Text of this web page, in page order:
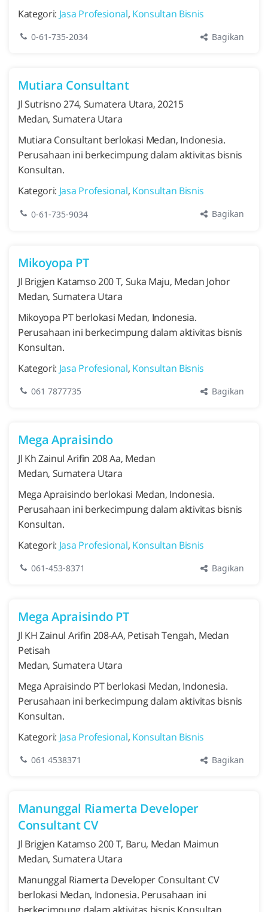
Kategori: Jasa Profesional, Konsultan Bisnis
0-61-735-2034 Bagikan
Mutiara Consultant
Jl Sutrisno 274, Sumatera Utara, 20215
Medan, Sumatera Utara
Mutiara Consultant berlokasi Medan, Indonesia.
Perusahaan ini berkecimpung dalam aktivitas bisnis
Konsultan.
Kategori: Jasa Profesional, Konsultan Bisnis
0-61-735-9034 Bagikan
Mikoyopa PT
Jl Brigjen Katamso 200 T, Suka Maju, Medan Johor
Medan, Sumatera Utara
Mikoyopa PT berlokasi Medan, Indonesia.
Perusahaan ini berkecimpung dalam aktivitas bisnis
Konsultan.
Kategori: Jasa Profesional, Konsultan Bisnis
061 7877735 Bagikan
Mega Apraisindo
Jl Kh Zainul Arifin 208 Aa, Medan
Medan, Sumatera Utara
Mega Apraisindo berlokasi Medan, Indonesia.
Perusahaan ini berkecimpung dalam aktivitas bisnis
Konsultan.
Kategori: Jasa Profesional, Konsultan Bisnis
061-453-8371 Bagikan
Mega Apraisindo PT
Jl KH Zainul Arifin 208-AA, Petisah Tengah, Medan
Petisah
Medan, Sumatera Utara
Mega Apraisindo PT berlokasi Medan, Indonesia.
Perusahaan ini berkecimpung dalam aktivitas bisnis
Konsultan.
Kategori: Jasa Profesional, Konsultan Bisnis
061 4538371 Bagikan
Manunggal Riamerta Developer
Consultant CV
Jl Brigjen Katamso 200 T, Baru, Medan Maimun
Medan, Sumatera Utara
Manunggal Riamerta Developer Consultant CV
berlokasi Medan, Indonesia. Perusahaan ini